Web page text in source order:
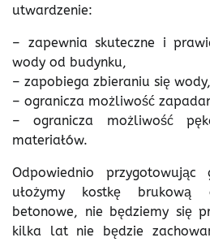
utwardzenie:
– zapewnia skuteczne i
wody od budynku,
– zapobiega zbieraniu się wody,
– ogranicza możliwość
– ogranicza możliwość
materiałów.
Odpowiednio
ułożymy kostkę
betonowe, nie będziemy się
kilka lat nie będzie